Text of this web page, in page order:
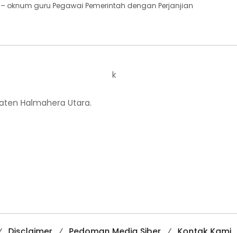
oknum guru Pegawai Pemerintah dengan Perjanjian
Halmahera Utara.
k